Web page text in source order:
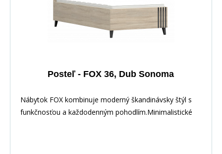
Posteľ - FOX 36, Dub Sonoma
Nábytok FOX kombinuje moderný škandinávsky štýl s
funkčnosťou a každodenným pohodlím.Minimalistické